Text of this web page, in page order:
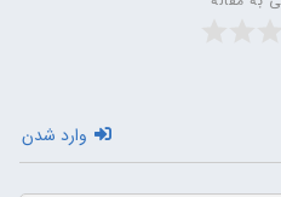
وارد شدن